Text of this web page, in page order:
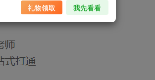
礼物领取 我先看看